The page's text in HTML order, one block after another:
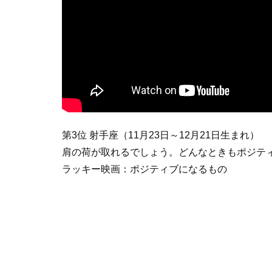
第3位 射手座（11月23日～12月21日生まれ）
肩の荷が取れるでしょう。どんなときもポジテ
ラッキー映画：ポジティブになるもの